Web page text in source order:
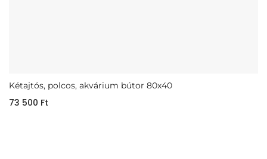
Kétajtós, polcos, akvárium bútor 80x40
73 500 Ft